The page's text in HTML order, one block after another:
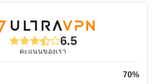
6.5
คะแนนของเรา
70%